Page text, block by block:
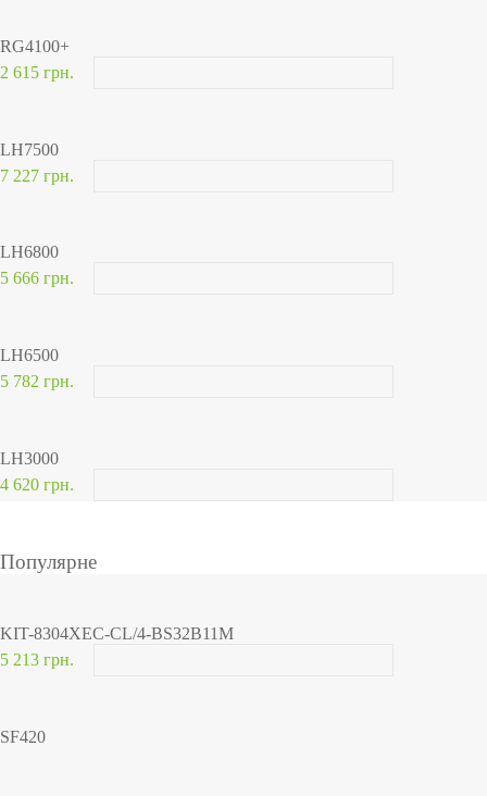
RG4100+
2 615 грн.
LH7500
7 227 грн.
LH6800
5 666 грн.
LH6500
5 782 грн.
LH3000
4 620 грн.
Популярне
KIT-8304XEC-CL/4-BS32B11M
5 213 грн.
SF420